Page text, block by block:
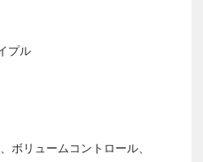
プル
ボリュームコントロール、